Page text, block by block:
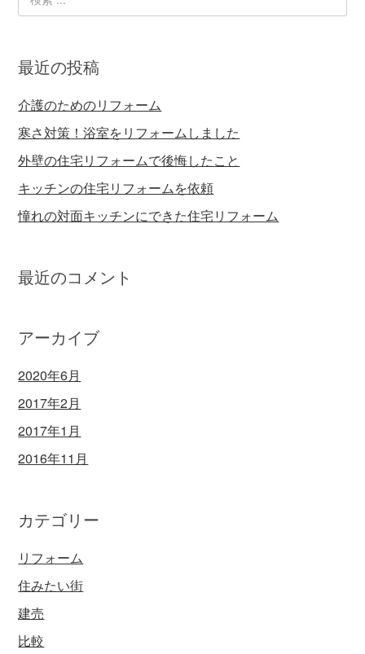
最近の投稿
介護のためのリフォーム
寒さ対策！浴室をリフォームしました
外壁の住宅リフォームで後悔したこと
キッチンの住宅リフォームを依頼
憧れの対面キッチンにできた住宅リフォーム
最近のコメント
アーカイブ
2020年6月
2017年2月
2017年1月
2016年11月
カテゴリー
リフォーム
住みたい街
建売
比較